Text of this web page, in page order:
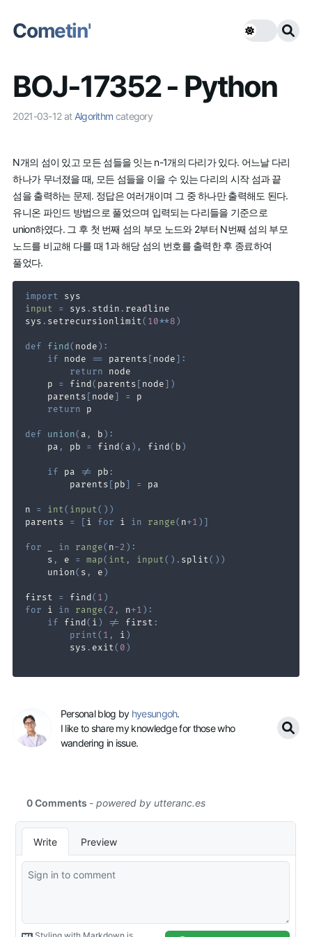
Cometin'
BOJ-17352 - Python
2021-03-12 at Algorithm category
N개의 섬이 있고 모든 섬들을 잇는 n-1개의 다리가 있다. 어느날 다리
하나가 무너졌을 때, 모든 섬들을 이을 수 있는 다리의 시작 섬과 끝
섬을 출력하는 문제. 정답은 여러개이며 그 중 하나만 출력해도 된다.
유니온 파인드 방법으로 풀었으며 입력되는 다리들을 기준으로
union하였다. 그 후 첫 번째 섬의 부모 노드와 2부터 N번째 섬의 부모
노드를 비교해 다를 때 1과 해당 섬의 번호를 출력한 후 종료하여
풀었다.
import
input
= sys . stdin .
sys . setrecursionlimit( 10**8 )
def find ( node ) :
if node == parents [ node ] :
return
    p
= find ( parents [ node ] )
    parents
[ node ] =
return
def union( a , b ) :
    pa
, pb = find ( a ) , find ( b )
if pa != pb :
        parents
[ pb ] =
n = int( input( ) )
parents = [ i for i in range( n+1 ) ]
for in range( n-2 ) :
    s
, e = map( int , input( ) . split( ) )
    union
( s , e )
first = find ( 1 )
for i in range( 2 , n+1 ) :
if find ( i ) != first :
print( 1 , i )
        sys
. exit( 0 )
Personal blog by hyesungoh.
I like to share my knowledge for those who
wandering in issue.